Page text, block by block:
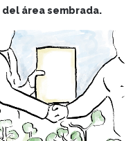
área sembrada.